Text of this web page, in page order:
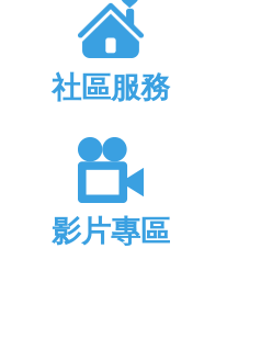
社區服務
影片專區